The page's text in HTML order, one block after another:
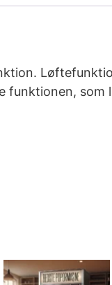
funktionen, som